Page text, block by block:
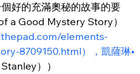
好的充滿奧秘的故事的要
a Good Mystery Story）
elements-
8709150.html），凱薩琳•
Stanley））